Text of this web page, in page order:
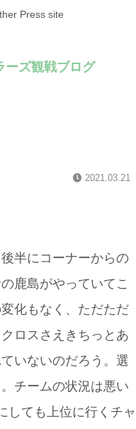
Press site
ーズ観戦ブログ
2021.03.21
半にコーナーからの
鹿島がやっていてこ
化もなく、ただただ
ロスさえきちっとあ
いないのだろう。選
チームの状況は悪い
しても上位に行くチャ